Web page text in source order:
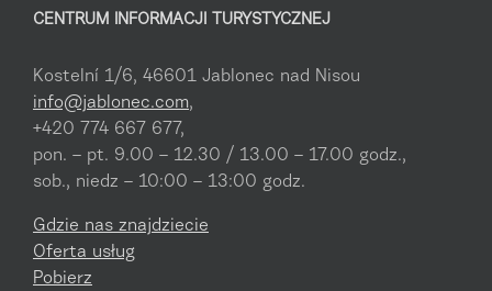
CENTRUM INFORMACJI TURYSTYCZNEJ
Kostelní 1/6, 46601 Jablonec nad Nisou
info@jablonec.com,
+420 774 667 677,
pon. – pt. 9.00 – 12.30 / 13.00 – 17.00 godz.,
sob., niedz – 10:00 – 13:00 godz.
Gdzie nas znajdziecie
Oferta usług
Pobierz